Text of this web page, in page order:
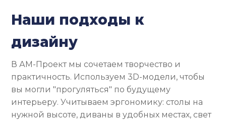
Наши подходы к
дизайну
В АМ-Проект мы сочетаем творчество и
практичность. Используем 3D-модели, чтобы
вы могли "прогуляться" по будущему
интерьеру. Учитываем эргономику: столы на
нужной высоте, диваны в удобных местах, свет